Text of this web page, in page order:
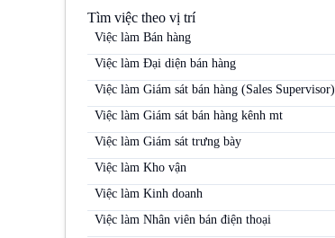
Tìm việc theo vị trí
Việc làm Bán hàng
Việc làm Đại diện bán hàng
Việc làm Giám sát bán hàng (Sales Supervisor)
Việc làm Giám sát bán hàng kênh mt
Việc làm Giám sát trưng bày
Việc làm Kho vận
Việc làm Kinh doanh
Việc làm Nhân viên bán điện thoại